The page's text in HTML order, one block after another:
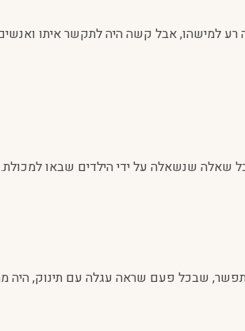
למישהו, אבל קשה היה לתקשר איתו
שאלה שנשאלה על ידי הילדים שבאו
שבכל פעם שראה עגלה עם תינוק, היה